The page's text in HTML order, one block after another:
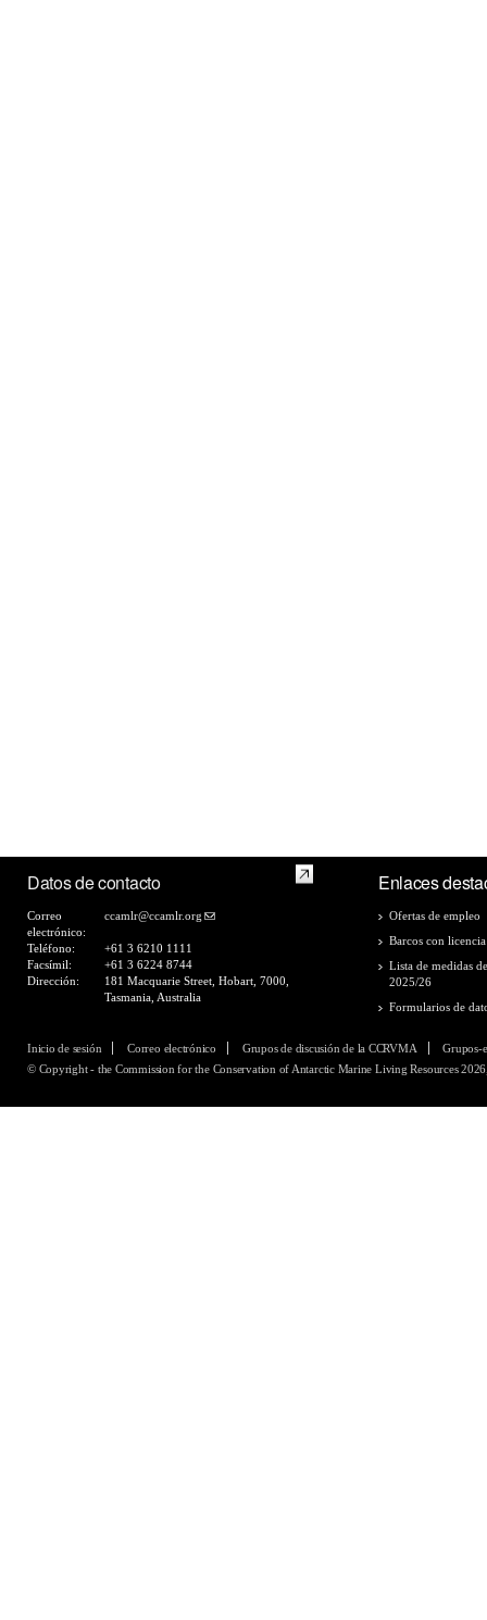
Datos de contacto
Correo
electrónico:
ccamlr@ccamlr.org
Teléfono:
+61 3 6210 1111
Facsímil:
+61 3 6224 8744
Dirección:
181 Macquarie Street, Hobart, 7000,
Tasmania, Australia
Enlaces
Ofertas de empleo
Barcos con
Lista de medidas
2025/26
Formularios de
Inicio de sesión Correo electrónico Grupos de discusión de la CCRVMA
Grupos-
© Copyright - the Commission for the Conservation of Antarctic Marine Living Resources